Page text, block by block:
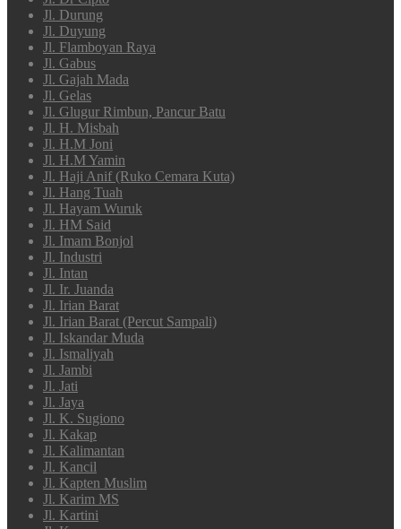
Jl. Durung
Jl. Duyung
Jl. Flamboyan Raya
Jl. Gabus
Jl. Gajah Mada
Jl. Gelas
Jl. Glugur Rimbun, Pancur Batu
Jl. H. Misbah
Jl. H.M Joni
Jl. H.M Yamin
Jl. Haji Anif (Ruko Cemara Kuta)
Jl. Hang Tuah
Jl. Hayam Wuruk
Jl. HM Said
Jl. Imam Bonjol
Jl. Industri
Jl. Intan
Jl. Ir. Juanda
Jl. Irian Barat
Jl. Irian Barat (Percut Sampali)
Jl. Iskandar Muda
Jl. Ismaliyah
Jl. Jambi
Jl. Jati
Jl. Jaya
Jl. K. Sugiono
Jl. Kakap
Jl. Kalimantan
Jl. Kancil
Jl. Kapten Muslim
Jl. Karim MS
Jl. Kartini